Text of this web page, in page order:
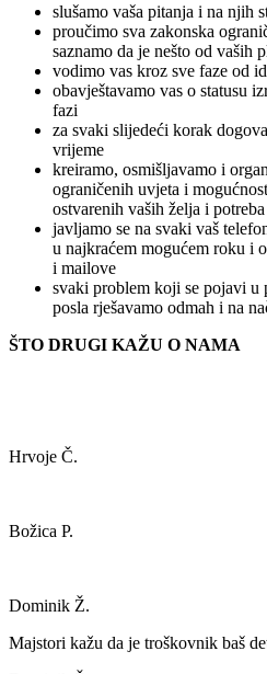
slušamo vaša pitanja i na njih
proučimo sva zakonska
saznamo da je nešto od vaših
vodimo vas kroz sve faze od
obavještavamo vas o statusu
fazi
za svaki slijedeći korak
vrijeme
kreiramo, osmišljavamo i
ograničenih uvjeta i
ostvarenih vaših želja i potreba
javljamo se na svaki vaš
u najkraćem mogućem roku i
i mailove
svaki problem koji se pojavi u
posla rješavamo odmah i na
ŠTO DRUGI KAŽU O NAMA
Hrvoje Č.
Božica P.
Dominik Ž.
Majstori kažu da je troškovnik baš